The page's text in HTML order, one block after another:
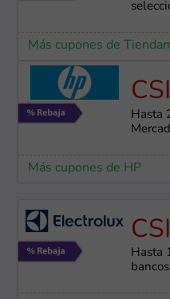
Más cupones de
CSI
Hasta
Más cupones de HP
CSI
Hasta